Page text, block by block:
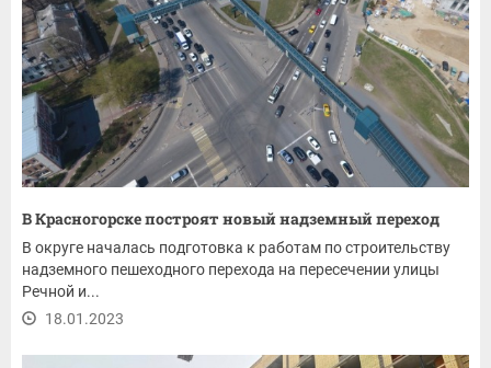
В Красногорске построят новый надземный переход
В округе началась подготовка к работам по строительству
надземного пешеходного перехода на пересечении улицы
Речной и...
18.01.2023